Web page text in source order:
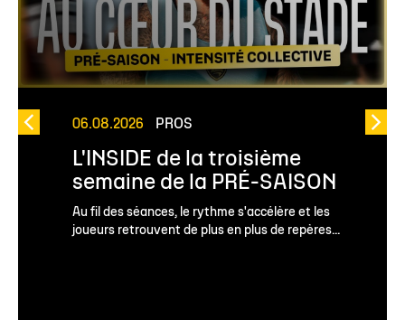
06.08.2026 PROS
L'INSIDE de la troisième
semaine de la PRÉ-SAISON
Au fil des séances, le rythme s'accélère et les
joueurs retrouvent de plus en plus de repères...